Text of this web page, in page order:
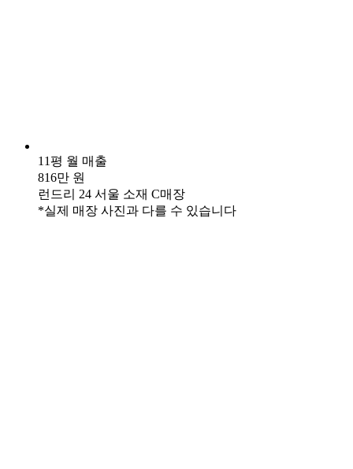
11평 월 매출
816만 원
런드리 24 서울 소재 C매장
*실제 매장 사진과 다를 수 있습니다